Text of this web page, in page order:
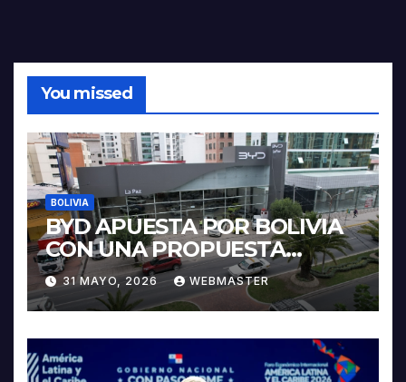
You missed
BOLIVIA
BYD APUESTA POR BOLIVIA
CON UNA PROPUESTA
INTEGRAL PARA IMPULSAR
LA ELECTROMOVILIDAD Y LA
INDUSTRIALIZACIÓN DEL
LITIO
31 MAYO, 2026 WEBMASTER